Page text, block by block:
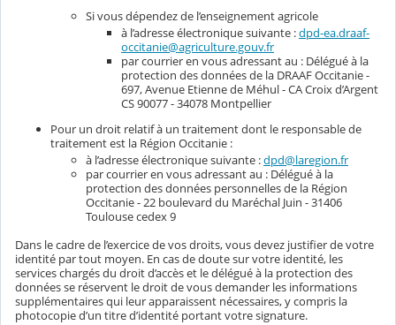
Si vous dépendez de l’enseignement agricole
à l’adresse électronique suivante :dpd-ea.draaf-
occitanie@agriculture.gouv.fr
par courrier en vous adressant au : Délégué à la
protection des données de la DRAAF Occitanie -
697, Avenue Etienne de Méhul - CA Croix d’Argent
CS 90077 - 34078 Montpellier
Pour un droit relatif à un traitement dont le responsable de
traitement est la Région Occitanie :
à l’adresse électronique suivante :dpd@laregion.fr
par courrier en vous adressant au : Délégué à la
protection des données personnelles de la Région
Occitanie - 22 boulevard du Maréchal Juin - 31406
Toulouse cedex 9
Dans le cadre de l’exercice de vos droits, vous devez justifier de votre
identité par tout moyen. En cas de doute sur votre identité, les
services chargés du droit d’accès et le délégué à la protection des
données se réservent le droit de vous demander les informations
supplémentaires qui leur apparaissent nécessaires, y compris la
photocopie d’un titre d’identité portant votre signature.